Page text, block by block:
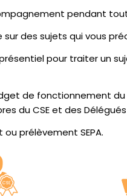
pendant
des sujets qui vous
pour traiter un
de fonctionnement du
du CSE et des Délégués
prélèvement SEPA.